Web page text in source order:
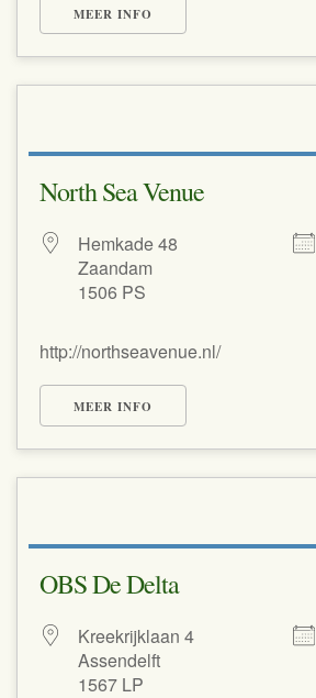
MEER INFO
North Sea Venue
Hemkade 48
Zaandam
1506 PS
http://northseavenue.nl/
MEER INFO
OBS De Delta
Kreekrijklaan 4
Assendelft
1567 LP